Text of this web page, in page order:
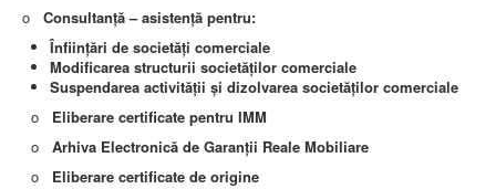
o Consultanță – asistență pentru:
Înfiinţări de societăţi comerciale
Modificarea structurii societăţilor comerciale
Suspendarea activităţii şi dizolvarea societăţilor comerciale
o Eliberare certificate pentru IMM
o Arhiva Electronică de Garanții Reale Mobiliare
o Eliberare certificate de origine